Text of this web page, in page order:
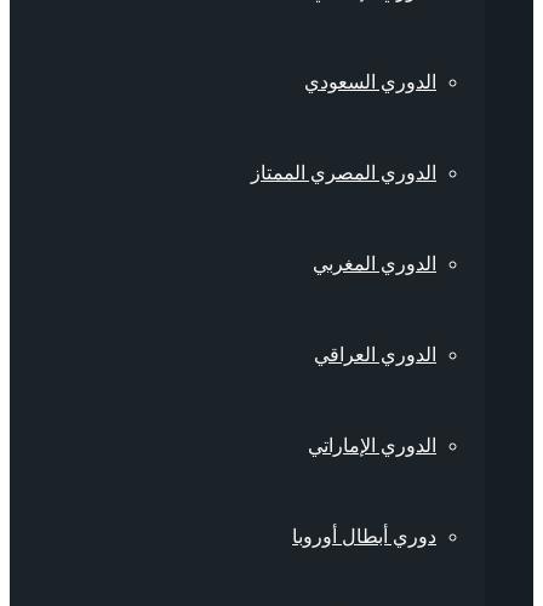
الدوري السعودي
الدوري المصري الممتاز
الدوري المغربي
الدوري العراقي
الدوري الإماراتي
دوري أبطال أوروبا